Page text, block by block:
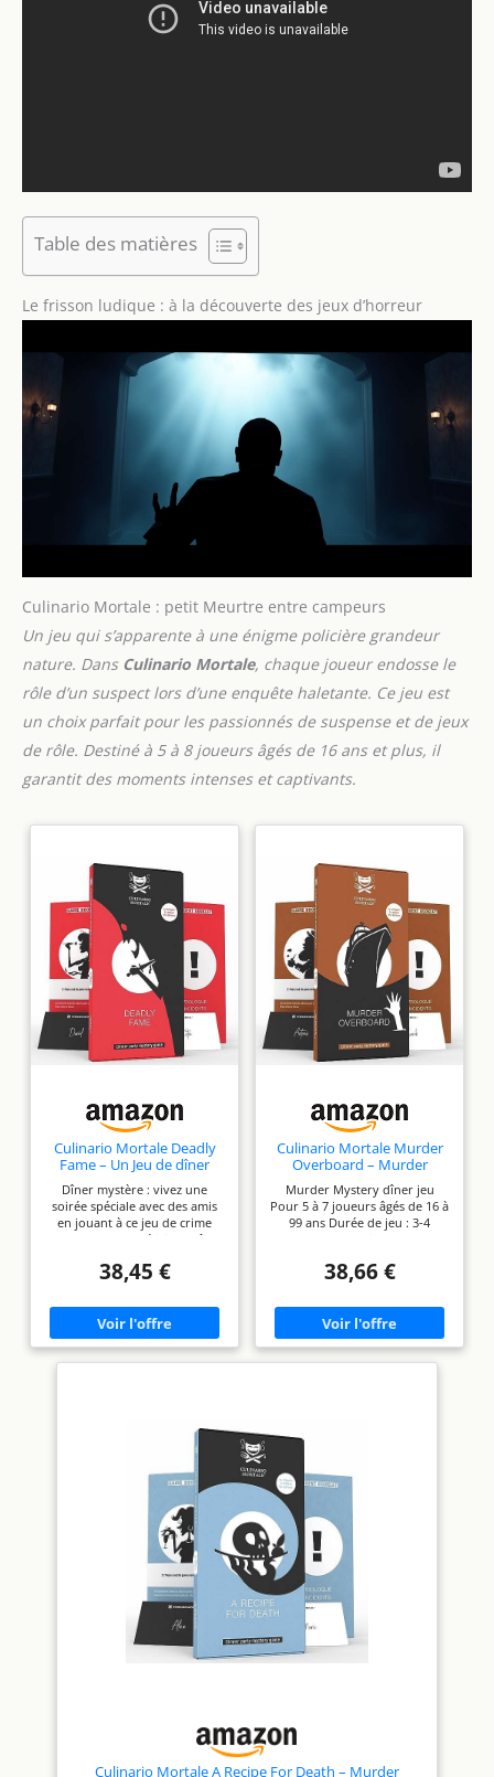
Table des matières
Le frisson ludique : à la découverte des jeux d’horreur
Culinario Mortale : petit Meurtre entre campeurs
Un jeu qui s’apparente à une énigme policière grandeur
nature. Dans Culinario Mortale, chaque joueur endosse le
rôle d’un suspect lors d’une enquête haletante. Ce jeu est
un choix parfait pour les passionnés de suspense et de jeux
de rôle. Destiné à 5 à 8 joueurs âgés de 16 ans et plus, il
garantit des moments intenses et captivants.
Culinario Mortale Deadly
Fame – Un Jeu de dîner
mystère Moderne pour 5 à
8 Joueurs
Dîner mystère : vivez une
soirée spéciale avec des amis
en jouant à ce jeu de crime
alors que votre délicieux dîner
passionnant « jeu mystère de
d'ennui Tout le monde joue un
rôle : prenez le rôle des
principaux suspects dans ce
jeu passionnant de
personnes âgées de 16 ans et
plus, garantissant une fête
meurtrière pendant 3 à 4
heures. C'est une excellente
idée de jeu pour toute soirée
entre filles ou le réveillon du
Nouvel An. Détails du jeu : ce
jeu « Find the Killer » est livré
dans une boîte avec tous les
matériaux nécessaires, ce qui
signifie que chaque invité
reçoit des informations sur
également inclus. CULINARIO
MORTALE: Notre petite équipe
de fans de dîner « big thrill »
38,45 €
Culinario Mortale Murder
Overboard – Murder
Mystery Party Game for 5-
7 Players
Murder Mystery dîner jeu
Pour 5 à 7 joueurs âgés de 16 à
99 ans Durée de jeu : 3-4
une mystérieuse affaire
tous les matériaux nécessaires
pour votre jeu de mystère de à
la maison
38,66 €
Culinario Mortale A Recipe For Death – Murder